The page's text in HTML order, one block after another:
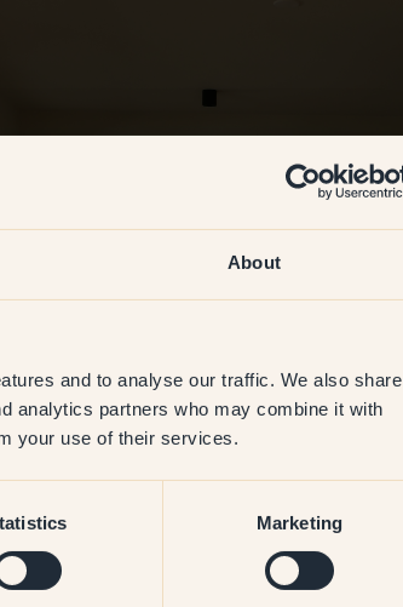
About
and to analyse our traffic. We also share
analytics partners who may combine it with
your use of their services.
Marketing